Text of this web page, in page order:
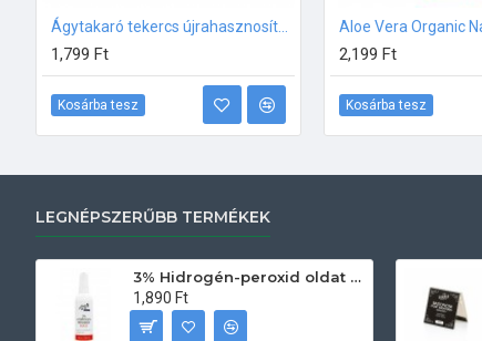
1,799 Ft
Kosárba tesz
2,199 Ft
Kosárba tesz
LEGNÉPSZERŰBB TERMÉKEK
3% Hidrogén-peroxid oldat (sebfertőtlenítő) 100ml
1,890 Ft